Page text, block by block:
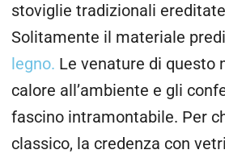
stoviglie tradizionali
Solitamente il materiale
legno. Le venature di questo
calore all’ambiente e gli
fascino intramontabile. Per
classico, la credenza con